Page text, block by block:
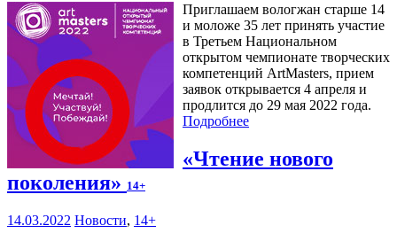
Приглашаем вологжан старше 14
и моложе 35 лет принять участие
в Третьем Национальном
открытом чемпионате творческих
компетенций ArtMasters, прием
заявок открывается 4 апреля и
продлится до 29 мая 2022 года.
Подробнее
«Чтение нового
поколения» 14+
14.03.2022 Новости, 14+